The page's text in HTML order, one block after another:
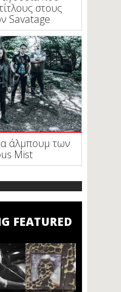
στους
Savatage
άλμπουμ των
Mist
FEATURED